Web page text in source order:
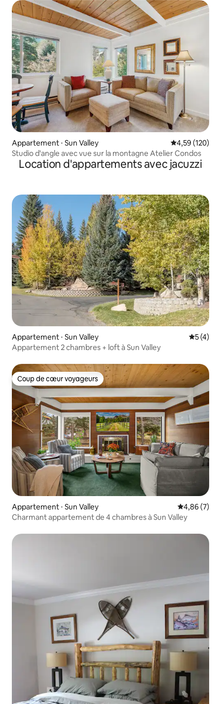
Appartement ⋅ Sun Valley Évaluation
4,59 (120)
Studio d'angle avec vue sur la montagne Atelier Condos
Location d'appartements avec jacuzzi
Appartement ⋅ Sun Valley
5 (4)
Appartement 2 chambres + loft à Sun Valley
Coup de cœur voyageurs
Coup de cœur voyageurs
Appartement ⋅ Sun Valley Évaluation
4,86 (7)
Charmant appartement de 4 chambres à Sun Valley